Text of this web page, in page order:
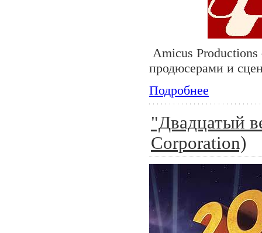
Amicus
продюсерами и
Подробнее
"Двадцатый
Corporation)